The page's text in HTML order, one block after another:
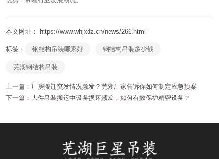
本文网址： https://www.whjxdz.cn/news/266.html
标签： 钢结构吊装哪家好 钢结构吊装多少钱
芜湖钢结构吊装
上一篇： 厂房搬迁突发情况频发？芜湖厂家告诉你如何制定应急预案
下一篇： 大件吊装搬运中设备损坏频发，如何有效保护精密设备？
相关文章
雨季钢结构吊装施工防护措施